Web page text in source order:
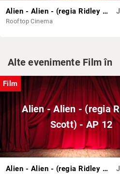
Alien - Alien - (regia Ridley Scott) - AP 12
Rooftop Cinema
Alte evenimente Film în
Film
Alien - Alien - (regia
Scott) - AP 12
Alien - Alien - (regia Ridley Scott) - AP 12